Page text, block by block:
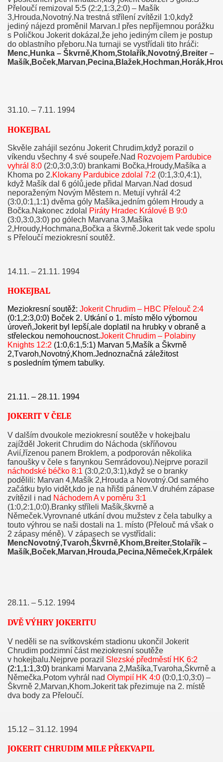
Přeloučí remizoval 5:5 (2:2,1:3,2:0) – Mašík
3,Hrouda,Novotný.Na trestná střílení zvítězil 1:0,když
jediný nájezd proměnil Marvan.I přes nepříjemnou porážku
s Poličkou Jokerit dokázal,že jeho jediným cílem je postup
do oblastního přeboru.Na turnaji se vystřídali tito hráči:
Menc,Hunka – Škvrně,Khom,Stolařík,Novotný,Breiter –
31.10. – 7.11. 1994
HOKEJBAL
Skvěle zahájil sezónu Jokerit Chrudim,když porazil o
víkendu všechny 4 své soupeře.Nad Rozvojem Pardubice
vyhrál 8:0 (2:0,3:0,3:0) brankami Bočka,Hroudy,Mašíka a
Khoma po 2.Klokany Pardubice zdolal 7:2 (0:1,3:0,4:1),
když Mašík dal 6 gólů,jede přidal Marvan.Nad dosud
neporaženým Novým Městem n. Metují vyhrál 4:2
(3:0,0:1,1:1) dvěma góly Mašíka,jedním gólem Hroudy a
Bočka.Nakonec zdolal
Piráty Hradec Králové B 9:0
(3:0,3:0,3:0) po gólech Marvana 3,Mašíka
2,Hroudy,Hochmana,Bočka a škvrně.Jokerit tak vede spolu
s Přeloučí meziokresní soutěž.
14.11. – 21.11. 1994
HOKEJBAL
Meziokresní soutěž: Jokerit Chrudim – HBC Přelouč 2:4
(0:1,2:3,0:0) Boček 2. Utkání o 1. místo mělo výbornou
úroveň,Jokerit byl lepší,ale doplatil na hrubky v obraně a
střeleckou nemohoucnost.Jokerit Chrudim – Polabiny
Knights 12:2 (1:0,6:1,5:1) Marvan 5,Mašík a Škvrně
2,Tvaroh,Novotný,Khom.Jednoznačná záležitost
s posledním týmem tabulky.
21.11. – 28.11. 1994
JOKERIT V ČELE
V dalším dvoukole meziokresní soutěže v hokejbalu
zajížděl Jokerit Chrudim do Náchoda (skříňovou
Avií,řízenou panem Broklem, a podporován několika
fanoušky v čele s fanynkou Semrádovou).Nejprve porazil
náchodské béčko 8:1 (3:0,2:0,3:1),když se o branky
podělili: Marvan 4,Mašík 2,Hrouda a Novotný.Od samého
začátku bylo vidět,kdo je na hřišti pánem.V druhém zápase
zvítězil i nad Náchodem A v poměru 3:1
(1:0,2:1,0:0).Branky stříleli Mašík,škvrně a
Němeček.Vyrovnané utkání dvou mužstev z čela tabulky a
touto výhrou se naši dostali na 1. místo (Přelouč má však o
2 zápasy méně). V zápasech se vystřídali:
MencNovotný,Tvaroh,Škvrně,Khom,Breiter,Stolařík –
Mašík,Boček,Marvan,Hrouda,Pecina,Němeček,Krpálek
28.11. – 5.12. 1994
DVĚ VÝHRY JOKERITU
V neděli se na svítkovském stadionu ukončil Jokerit
Chrudim podzimní část meziokresní soutěže
v hokejbalu.Nejprve porazil Slezské předměstí HK 6:2
(2:1,1:1,3:0) brankami Marvana 2,Mašíka,Tvaroha,Škvrně a
Němečka.Potom vyhrál nad Olympií HK 4:0 (0:0,1:0,3:0) –
Škvrně 2,Marvan,Khom.Jokerit tak přezimuje na 2. místě
dva body za Přeloučí.
15.12 – 31.12. 1994
JOKERIT CHRUDIM MILE PŘEKVAPIL